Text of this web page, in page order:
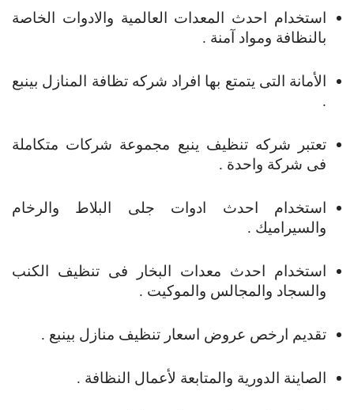
استخدام احدث المعدات العالمية والادوات الخاصة
بالنظافة ومواد آمنة .
الأمانة التى يتمتع بها افراد شركه تظافة المنازل بينبع
.
تعتبر شركه تنظيف ينبع مجموعة شركات متكاملة
فى شركة واحدة .
استخدام احدث ادوات جلى البلاط والرخام
والسيراميك .
استخدام احدث معدات البخار فى تنظيف الكنب
والسجاد والمجالس والموكيت .
تقديم ارخص عروض اسعار تنظيف منازل بينبع .
الصاينة الدورية والمتابعة لأعمال النظافة .